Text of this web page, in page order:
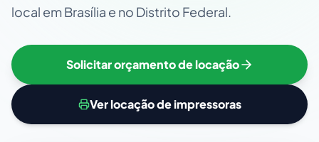
local em Brasília e no Distrito Federal.
Solicitar orçamento de locação
Ver locação de impressoras